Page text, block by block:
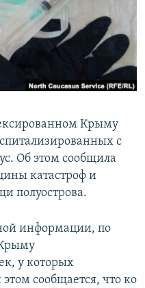
Крыму
с
Об этом сообщила
катастроф и
полуострова.
информации, по
у которых
сообщается, что ко